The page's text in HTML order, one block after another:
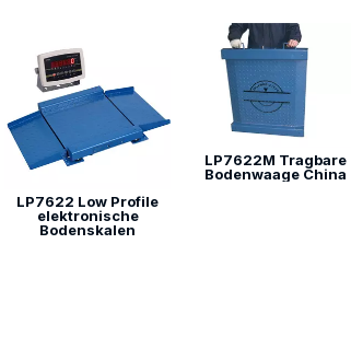
LP7622 Low Profile
elektronische
Bodenskalen
LP7622M Tragbare
Bodenwaage China